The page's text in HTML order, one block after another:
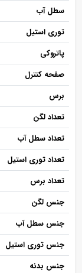
سطل آب
توری استیل
پاتروکی
صفحه کنترل
برس
تعداد لگن
تعداد سطل آب
تعداد توری استیل
تعداد برس
جنس لگن
جنس سطل آب
جنس توری استیل
جنس بدنه